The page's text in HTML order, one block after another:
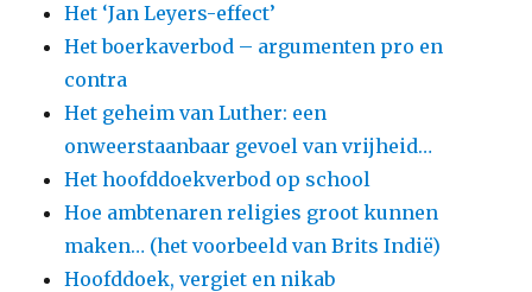
Het ‘Jan Leyers-effect’
Het boerkaverbod – argumenten pro en
contra
Het geheim van Luther: een
onweerstaanbaar gevoel van vrijheid…
Het hoofddoekverbod op school
Hoe ambtenaren religies groot kunnen
maken… (het voorbeeld van Brits Indië)
Hoofddoek, vergiet en nikab